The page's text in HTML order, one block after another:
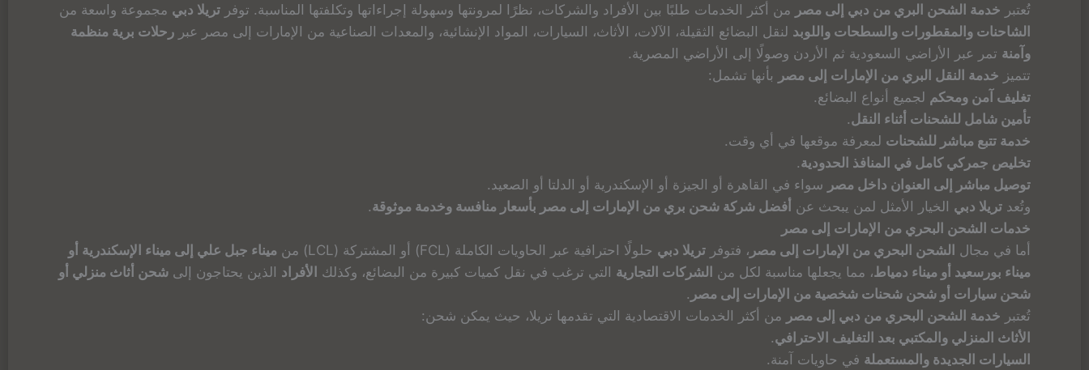
تُعتبر خدمة الشحن البري من دبي إلى مصر من أكثر الخدمات طلبًا بين الأفراد والشركات، نظرًا لمرونتها وسهولة إجراءاتها وتكلفتها المناسبة. توفر تريلا دبي مجموعة واسعة من
الشاحنات والمقطورات والسطحات واللوبد لنقل البضائع الثقيلة، الآلات، الأثاث، السيارات، المواد الإنشائية، والمعدات الصناعية من الإمارات إلى مصر عبر رحلات برية منظمة
وآمنة تمر عبر الأراضي السعودية ثم الأردن وصولًا إلى الأراضي المصرية.
تتميز خدمة النقل البري من الإمارات إلى مصر بأنها تشمل:
تغليف آمن ومحكم لجميع أنواع البضائع.
تأمين شامل للشحنات أثناء النقل.
خدمة تتبع مباشر للشحنات لمعرفة موقعها في أي وقت.
تخليص جمركي كامل في المنافذ الحدودية.
توصيل مباشر إلى العنوان داخل مصر سواء في القاهرة أو الجيزة أو الإسكندرية أو الدلتا أو الصعيد.
وتُعد تريلا دبي الخيار الأمثل لمن يبحث عن أفضل شركة شحن بري من الإمارات إلى مصر بأسعار منافسة وخدمة موثوقة.
خدمات الشحن البحري من الإمارات إلى مصر
أما في مجال الشحن البحري من الإمارات إلى مصر ، فتوفر تريلا دبي حلولًا احترافية عبر الحاويات الكاملة (FCL) أو المشتركة (LCL) من
ميناء جبل علي إلى ميناء الإسكندرية أو
ميناء بورسعيد أو ميناء دمياط، مما يجعلها مناسبة لكل من الشركات التجارية التي ترغب في نقل كميات كبيرة من البضائع، وكذلك الأفراد الذين يحتاجون إلى شحن أثاث منزلي أو
شحن سيارات أو شحن شحنات شخصية من الإمارات إلى مصر .
تُعتبر خدمة الشحن البحري من دبي إلى مصر من أكثر الخدمات الاقتصادية التي تقدمها تريلا، حيث يمكن شحن:
الأثاث المنزلي والمكتبي بعد التغليف الاحترافي.
السيارات الجديدة والمستعملة في حاويات آمنة.